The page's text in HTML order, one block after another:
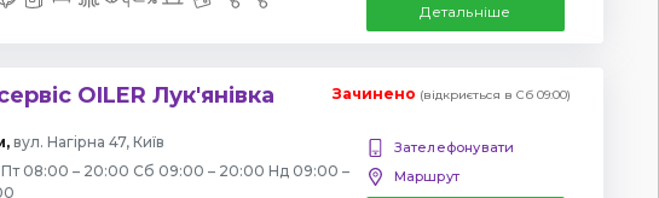
Детальніше
OILER Лук'янівка Зачинено (відкриється в Сб 09:00)
вул. Нагірна 47, Київ
08:00 – 20:00 Сб 09:00 – 20:00 Нд 09:00 –
Зателефонувати
Маршрут